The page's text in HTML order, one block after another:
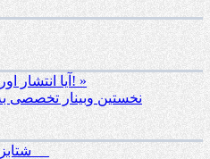
آیا انتشار اوراق توسط دولت معجزه می‌کند؟! »
« نخستین وبینار